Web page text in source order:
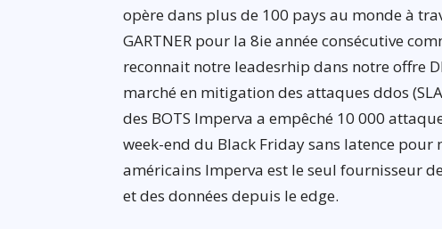
opère dans plus de 100 pays au monde à
GARTNER pour la 8ie année consécutive
reconnait notre leadesrhip dans notre offre
marché en mitigation des attaques ddos
des BOTS Imperva a empêché 10 000
week-end du Black Friday sans latence
américains Imperva est le seul fournisseur
et des données depuis le edge.